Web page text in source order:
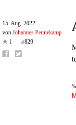
15. Aug. 2022
von Johannes Pennekamp
1
829